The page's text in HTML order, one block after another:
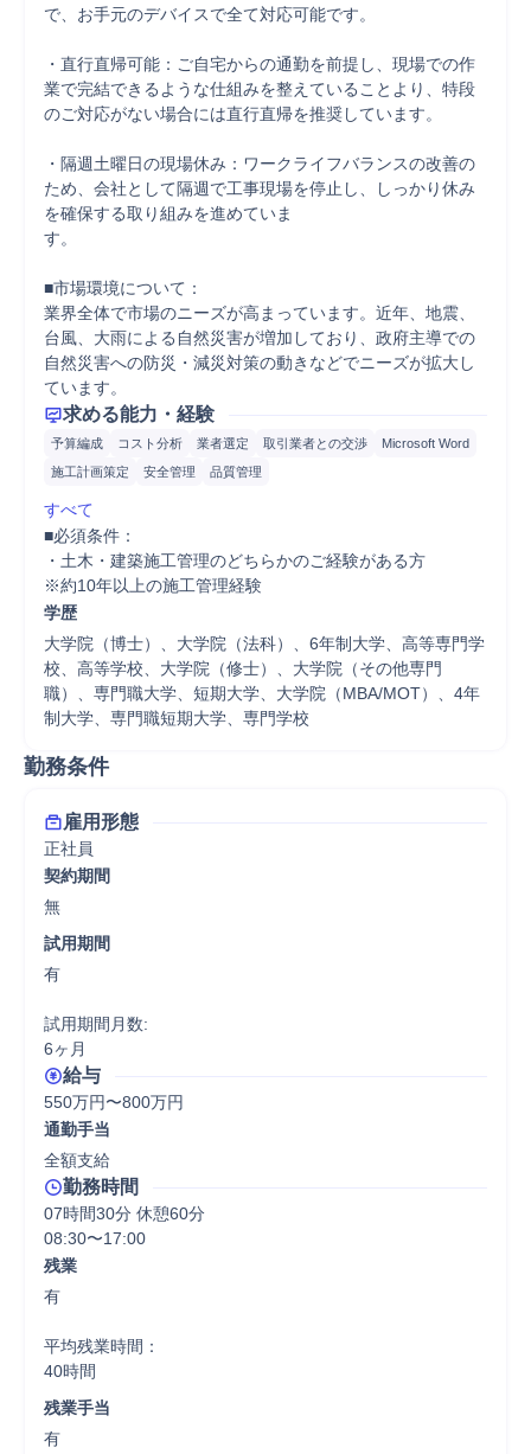
で、お手元のデバイスで全て対応可能です。
・直行直帰可能：ご自宅からの通勤を前提し、現場での作
業で完結できるような仕組みを整えていることより、特段
のご対応がない場合には直行直帰を推奨しています。
・隔週土曜日の現場休み：ワークライフバランスの改善の
ため、会社として隔週で工事現場を停止し、しっかり休み
を確保する取り組みを進めていま
す。
■市場環境について：
業界全体で市場のニーズが高まっています。近年、地震、
台風、大雨による自然災害が増加しており、政府主導での
自然災害への防災・減災対策の動きなどでニーズが拡大し
ています。
求める能力・経験
予算編成 コスト分析 業者選定 取引業者との交渉
Microsoft Word
施工計画策定
安全管理 品質管理
すべて
■必須条件：
・土木・建築施工管理のどちらかのご経験がある方
※約10年以上の施工管理経験
学歴
大学院（博士）、大学院（法科）、6年制大学、高等専門学
校、高等学校、大学院（修士）、大学院（その他専門
職）、専門職大学、短期大学、大学院（MBA/MOT）、4年
制大学、専門職短期大学、専門学校
勤務条件
雇用形態
正社員
契約期間
無
試用期間
有
試用期間月数:
6ヶ月
給与
550万円〜800万円
通勤手当
全額支給
勤務時間
07時間30分 休憩60分
08:30〜17:00
残業
有
平均残業時間：
40時間
残業手当
有